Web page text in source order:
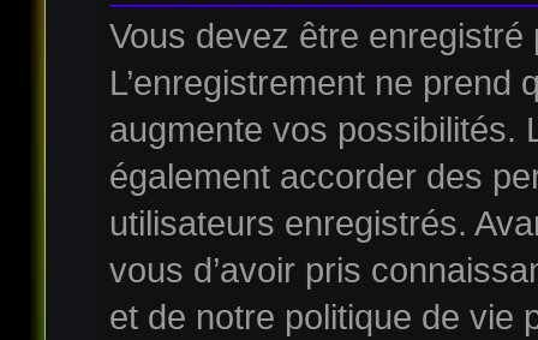
Vous devez être
L’enregistrement ne prend
augmente vos possibilités.
également accorder des
utilisateurs enregistrés.
vous d’avoir pris
et de notre politique de vie